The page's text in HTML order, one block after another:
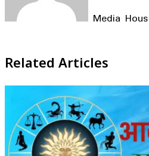
Media
Related Articles